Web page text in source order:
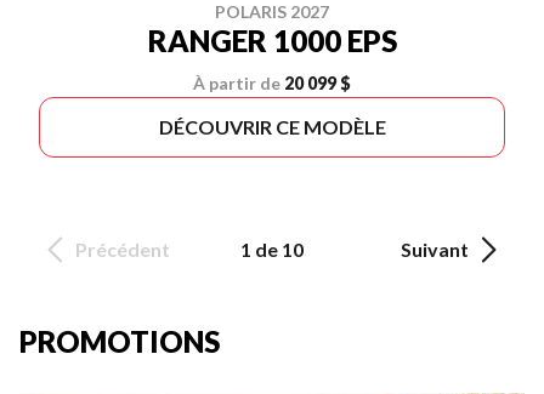
POLARIS 2027
RANGER 1000 EPS
À partir de 20 099 $
DÉCOUVRIR CE MODÈLE
Précédent 1 de 10 Suivant
PROMOTIONS